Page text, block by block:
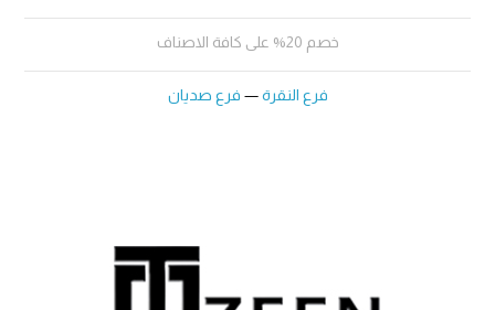
خصم 20% على كافة الاصناف
فرع النقرة— فرع صديان